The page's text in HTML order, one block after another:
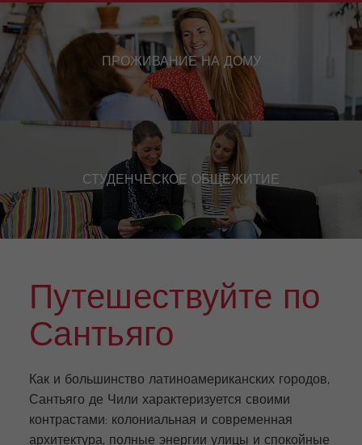
ПРОЖИВАНИЕ НА ДОМУ
СТУДЕНЧЕСКОЕ ОБЩЕЖИТИЕ
Путешествуйте по
Сантьяго
Как и большинство латиноамериканских городов,
Сантьяго де Чили характеризуется своими
контрастами: колониальная и современная
архитектура, полные энергии улицы и спокойные